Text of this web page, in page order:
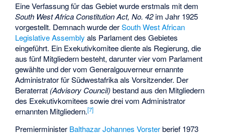
Eine Verfassung für das Gebiet wurde erstmals mit dem
South West Africa Constitution Act, No. 42im Jahr 1925
vorgestellt. Demnach wurde derSouth West African
Legislative Assembly als Parlament des Gebietes
eingeführt. Ein Exekutivkomitee diente als Regierung, die
aus fünf Mitgliedern besteht, darunter vier vom Parlament
gewählte und der vom Generalgouverneur ernannte
Administrator für Südwestafrika als Vorsitzender. Der
Beraterrat (Advisory Council)bestand aus den Mitgliedern
des Exekutivkomitees sowie drei vom Administrator
ernannten Mitgliedern.[7]
Premierminister Balthazar Johannes Vorsterberief 1973